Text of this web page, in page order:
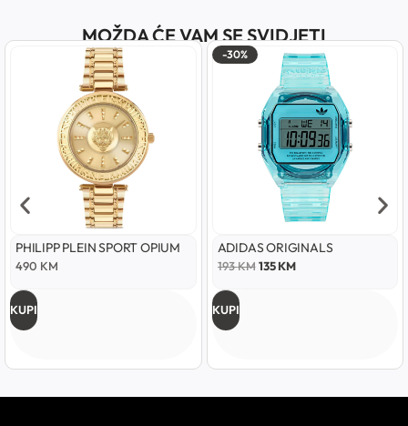
MOŽDA ĆE VAM SE SVIDJETI
PHILIPP PLEIN SPORT OPIUM
490 KM
KUPI
-30%
ADIDAS ORIGINALS
193KM 135KM
KUPI